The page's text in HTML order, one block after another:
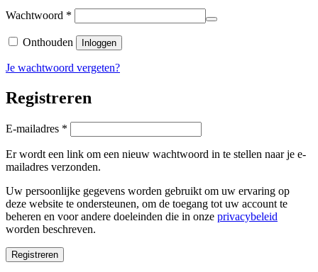
Wachtwoord *
Onthouden Inloggen
Je wachtwoord vergeten?
Registreren
E-mailadres *
Er wordt een link om een nieuw wachtwoord in te stellen naar je e-
mailadres verzonden.
Uw persoonlijke gegevens worden gebruikt om uw ervaring op
deze website te ondersteunen, om de toegang tot uw account te
beheren en voor andere doeleinden die in onze privacybeleid
worden beschreven.
Registreren